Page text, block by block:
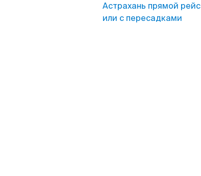
Астрахань прямой рейс
или с пересадками